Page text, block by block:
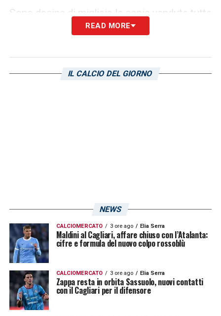
Sono decine di migliaia le copie vendute tutte
le mattine in edicola, ma un’anteprima dei
già dalla sera precedente. Ecco, allora, le
prime pagine deiQuotidiani Sportividi oggi
READ MORE
IL CALCIO DEL GIORNO
NEWS
CALCIOMERCATO 3 ore ago Elia Serra
Maldini al Cagliari, affare chiuso con l’Atalanta:
cifre e formula del nuovo colpo rossoblù
CALCIOMERCATO 3 ore ago Elia Serra
Zappa resta in orbita Sassuolo, nuovi contatti
con il Cagliari per il difensore